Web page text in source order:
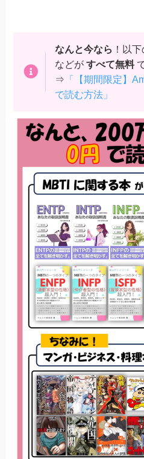
なんと今なら ！以
などが すべて無料
⇒ 「【期間限定】
で読む方法」